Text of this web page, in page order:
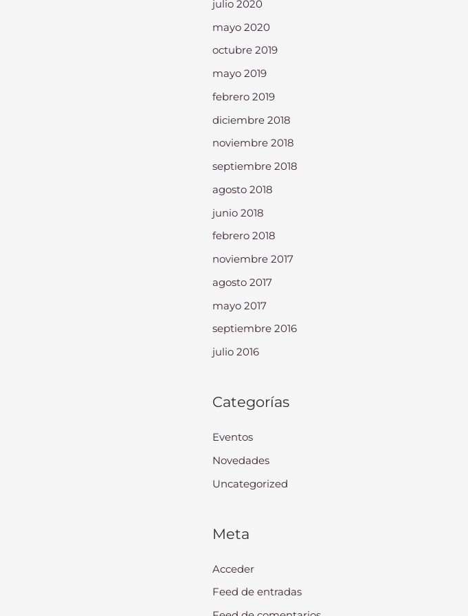
julio 2020
mayo 2020
octubre 2019
mayo 2019
febrero 2019
diciembre 2018
noviembre 2018
septiembre 2018
agosto 2018
junio 2018
febrero 2018
noviembre 2017
agosto 2017
mayo 2017
septiembre 2016
julio 2016
Categorías
Eventos
Novedades
Uncategorized
Meta
Acceder
Feed de entradas